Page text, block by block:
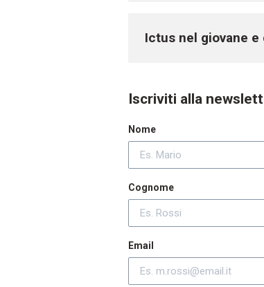
Ictus nel giovane e
Iscriviti alla
Nome
Cognome
Email